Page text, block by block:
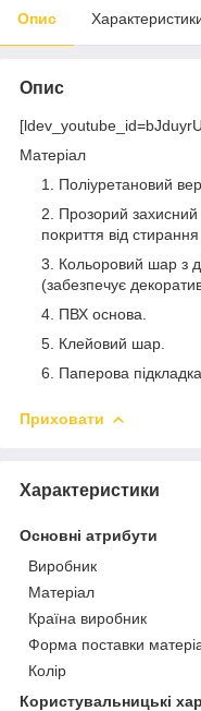
Опис
Опис
Матеріал
Поліуретановий
Прозорий
покриття від
Кольоровий шар з
(забезпечує
ПВХ основа.
Клейовий шар.
Паперова підкладка.
Приховати
Характеристики
Основні атрибути
Виробник
Матеріал
Країна виробник
Форма поставки
Колір
Користувальницькі